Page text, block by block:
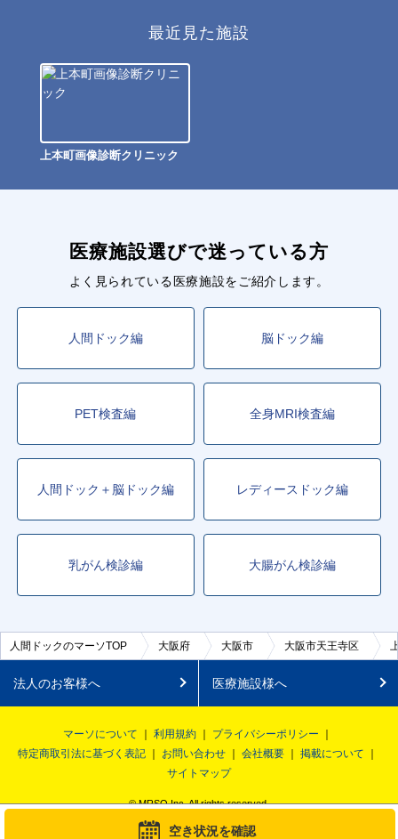
空き状況を確認
最近見た施設
上本町画像診断クリニック
医療施設選びで迷っている方
よく見られている医療施設をご紹介します。
人間ドック編 脳ドック編
PET検査編 全身MRI検査編
人間ドック＋脳ドック編 レディースドック編
乳がん検診編 大腸がん検診編
人間ドックのマーソTOP 大阪府 大阪市 大阪市天王寺区
法人のお客様へ 医療施設様へ
マーソについて 利用規約
プライバシーポリシー
特定商取引法に基づく表記
お問い合わせ 会社概要
掲載について
サイトマップ
© MRSO Inc. All rights reserved.